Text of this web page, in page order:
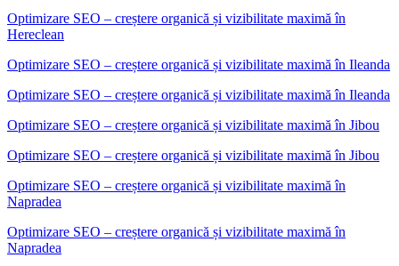
Optimizare SEO – creștere organică și vizibilitate maximă în
Hereclean
Optimizare SEO – creștere organică și vizibilitate maximă în Ileanda
Optimizare SEO – creștere organică și vizibilitate maximă în Ileanda
Optimizare SEO – creștere organică și vizibilitate maximă în Jibou
Optimizare SEO – creștere organică și vizibilitate maximă în Jibou
Optimizare SEO – creștere organică și vizibilitate maximă în
Napradea
Optimizare SEO – creștere organică și vizibilitate maximă în
Napradea